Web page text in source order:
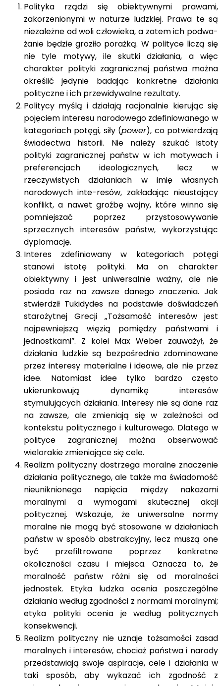
Polityka rządzi się obiektywnymi prawami,
zakorzenionymi w naturze ludzkiej. Prawa te są
niezależne od woli człowieka, a zatem ich podwa-
żanie będzie groziło porażką. W polityce liczą się
nie tyle motywy, ile skutki działania, a więc
charakter polityki zagranicznej państwa można
określić jedynie badając konkretne działania
polityczne i ich przewidywalne rezultaty.
Politycy myślą i działają racjonalnie kierując się
pojęciem interesu narodowego zdefiniowanego w
kategoriach potęgi, siły (power), co potwierdzają
świadectwa historii. Nie należy szukać istoty
polityki zagranicznej państw w ich motywach i
preferencjach ideologicznych, lecz w
rzeczywistych działaniach w imię własnych
narodowych inte-resów, zakładając nieustający
konflikt, a nawet groźbę wojny, które winno się
pomniejszać poprzez przystosowywanie
sprzecznych interesów państw, wykorzystując
dyplomację.
Interes zdefiniowany w kategoriach potęgi
stanowi istotę polityki. Ma on charakter
obiektywny i jest uniwersalnie ważny, ale nie
posiada raz na zawsze danego znaczenia. Jak
stwierdził Tukidydes na podstawie doświadczeń
starożytnej Grecji „Tożsamość interesów jest
najpewniejszą więzią pomiędzy państwami i
jednostkami”. Z kolei Max Weber zauważył, że
działania ludzkie są bezpośrednio zdominowane
przez interesy materialne i ideowe, ale nie przez
idee. Natomiast idee tylko bardzo często
ukierunkowują dynamikę interesów
stymulujących działania. Interesy nie są dane raz
na zawsze, ale zmieniają się w zależności od
kontekstu politycznego i kulturowego. Dlatego w
polityce zagranicznej można obserwować
wielorakie zmieniające się cele.
Realizm polityczny dostrzega moralne znaczenie
działania politycznego, ale także ma świadomość
nieuniknionego napięcia między nakazami
moralnymi a wymogami skutecznej akcji
politycznej. Wskazuje, że uniwersalne normy
moralne nie mogą być stosowane w działaniach
państw w sposób abstrakcyjny, lecz muszą one
być przefiltrowane poprzez konkretne
okoliczności czasu i miejsca. Oznacza to, że
moralność państw różni się od moralności
jednostek. Etyka ludzka ocenia poszczególne
działania według zgodności z normami moralnymi;
etyka polityki ocenia je według politycznych
konsekwencji.
Realizm polityczny nie uznaje tożsamości zasad
moralnych i interesów, chociaż państwa i narody
przedstawiają swoje aspiracje, cele i działania w
taki sposób, aby wykazać ich zgodność z